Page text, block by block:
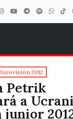
2012
Petrik
a